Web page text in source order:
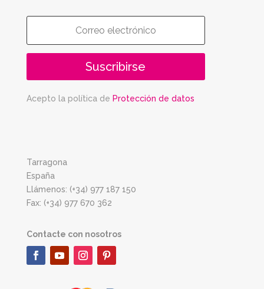
Suscribirse
Acepto la política de Protección de datos
Tarragona
España
Llámenos: (+34) 977 187 150
Fax: (+34) 977 670 362
Contacte con nosotros